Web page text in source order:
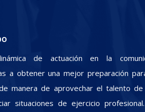
de actuación en la
a obtener una mejor preparación
manera de aprovechar el talento
situaciones de ejercicio